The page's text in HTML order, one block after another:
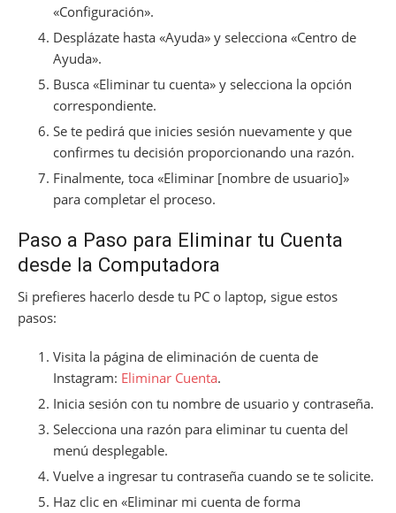
«Configuración».
Desplázate hasta «Ayuda» y selecciona «Centro de
Ayuda».
Busca «Eliminar tu cuenta» y selecciona la opción
correspondiente.
Se te pedirá que inicies sesión nuevamente y que
confirmes tu decisión proporcionando una razón.
Finalmente, toca «Eliminar [nombre de usuario]»
para completar el proceso.
Paso a Paso para Eliminar tu Cuenta
desde la Computadora
Si prefieres hacerlo desde tu PC o laptop, sigue estos
pasos:
Visita la página de eliminación de cuenta de
Instagram: Eliminar Cuenta.
Inicia sesión con tu nombre de usuario y contraseña.
Selecciona una razón para eliminar tu cuenta del
menú desplegable.
Vuelve a ingresar tu contraseña cuando se te solicite.
Haz clic en «Eliminar mi cuenta de forma